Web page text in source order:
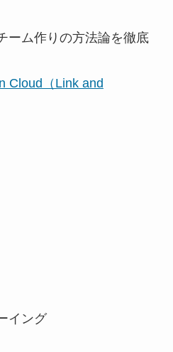
ーム作りの方法論を徹底
Cloud（Link and
イング